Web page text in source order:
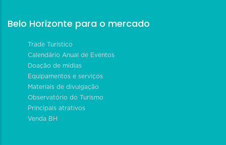
Belo Horizonte para o mercado
Trade Turístico
Calendário Anual de Eventos
Doação de mídias
Equipamentos e serviços
Materiais de divulgação
Observatório do Turismo
Principais atrativos
Venda BH